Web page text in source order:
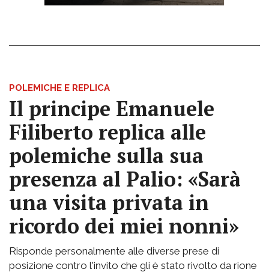
POLEMICHE E REPLICA
Il principe Emanuele
Filiberto replica alle
polemiche sulla sua
presenza al Palio: «Sarà
una visita privata in
ricordo dei miei nonni»
Risponde personalmente alle diverse prese di
posizione contro l'invito che gli è stato rivolto da rione